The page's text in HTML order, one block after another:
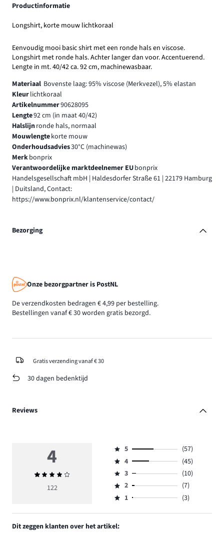
Productinformatie
Longshirt, korte mouw lichtkoraal
Eenvoudig mooi basic shirt met een ronde hals en viscose.
Longshirt met ronde hals. Achter langer dan voor. Accentuerend.
Lengte in mt. 40/42 ca. 92 cm, machinewasbaar.
Materiaal Bovenste laag: 95% viscose (Merkvezel), 5% elastan
Kleurlichtkoraal
Artikelnummer90628095
Lengte92 cm (in maat 40/42)
Halslijnronde hals, normaal
Mouwlengtekorte mouw
Onderhoudsadvies30°C (machinewas)
Merkbonprix
Verantwoordelijke marktdeelnemer EUbonprix
Handelsgesellschaft mbH | Haldesdorfer Straße 61 | 22179 Hamburg
| Duitsland, Contact:
https://www.bonprix.nl/klantenservice/contact/
Bezorging
Onze bezorgpartner is PostNL
De verzendkosten bedragen € 4,99 per bestelling.
Bestellingen vanaf € 30 worden gratis bezorgd.
Gratis verzending vanaf € 30
30 dagen bedenktijd
Reviews
4
Gemiddelde
beoordeling
122
Beoordeling
5,
aantal
reviews
57.
5
(57)
Beoordeling
4,
aantal
reviews
4
(45)
Beoordeling
3,
aantal
3
(10)
Beoordeling
2,
7.
2
(7)
Beoordeling
1,
aantal
reviews
1 (3)
Dit zeggen klanten over het artikel: